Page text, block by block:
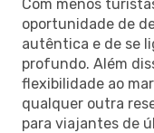
Com menos
oportunidade de
autêntica e de se
profundo. Além
flexibilidade ao
qualquer outra
para viajantes de